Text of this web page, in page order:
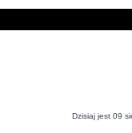
Dzisiaj jest 09